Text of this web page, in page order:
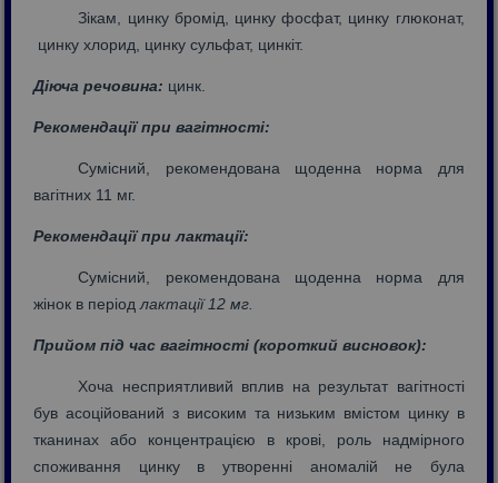
Зікам, цинку бромід, цинку фосфат, цинку глюконат,
цинку хлорид, цинку сульфат, цинкіт.
Діюча речовина: цинк.
Рекомендації при вагітності:
Сумісний, рекомендована щоденна норма для
вагітних 11 мг.
Рекомендації при лактації:
Сумісний, рекомендована щоденна норма для
жінок в періодлактації 12 мг.
Прийом під час вагітності (короткий висновок):
Хоча несприятливий вплив на результат вагітності
був асоційований з високим та низьким вмістом цинку в
тканинах або концентрацією в крові, роль надмірного
споживання цинку в утворенні аномалій не була